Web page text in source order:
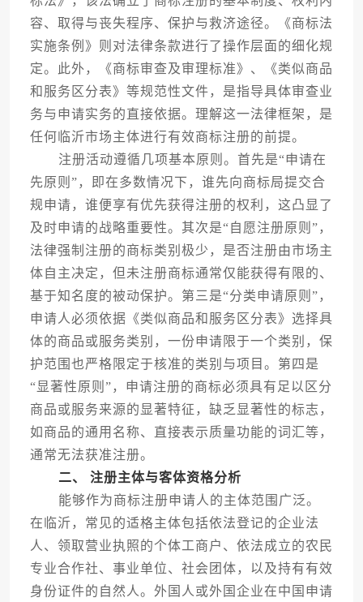
容、取得与丧失程序、保护与救济途径。《商标法
实施条例》则对法律条款进行了操作层面的细化规
定。此外，《商标审查及审理标准》、《类似商品
和服务区分表》等规范性文件，是指导具体审查业
务与申请实务的直接依据。理解这一法律框架，是
任何临沂市场主体进行有效商标注册的前提。
注册活动遵循几项基本原则。首先是“申请在
先原则”，即在多数情况下，谁先向商标局提交合
规申请，谁便享有优先获得注册的权利，这凸显了
及时申请的战略重要性。其次是“自愿注册原则”，
法律强制注册的商标类别极少，是否注册由市场主
体自主决定，但未注册商标通常仅能获得有限的、
基于知名度的被动保护。第三是“分类申请原则”，
申请人必须依据《类似商品和服务区分表》选择具
体的商品或服务类别，一份申请限于一个类别，保
护范围也严格限定于核准的类别与项目。第四是
“显著性原则”，申请注册的商标必须具有足以区分
商品或服务来源的显著特征，缺乏显著性的标志，
如商品的通用名称、直接表示质量功能的词汇等，
通常无法获准注册。
二、 注册主体与客体资格分析
能够作为商标注册申请人的主体范围广泛。
在临沂，常见的适格主体包括依法登记的企业法
人、领取营业执照的个体工商户、依法成立的农民
专业合作社、事业单位、社会团体，以及持有有效
身份证件的自然人。外国人或外国企业在中国申请